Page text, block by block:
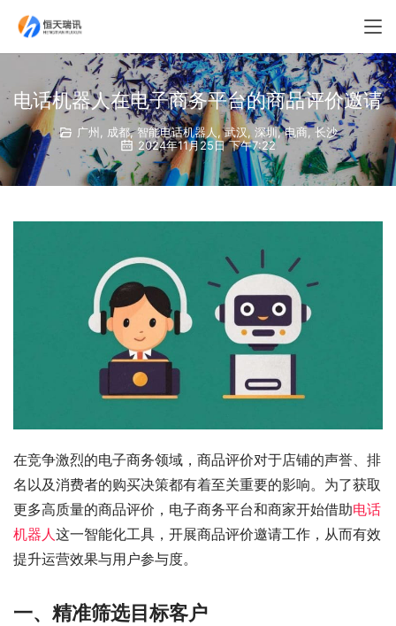
电话机器人在电子商务平台的商品评价邀请
广州 成都,智能电话机器人 ,武汉, 深圳,电商,长沙
2024年11月25日 下午7:22
在竞争激烈的电子商务领域，商品评价对于店铺的声誉、排
名以及消费者的购买决策都有着至关重要的影响。为了获取
更多高质量的商品评价，电子商务平台和商家开始借助电话
机器人这一智能化工具，开展商品评价邀请工作，从而有效
提升运营效果与用户参与度。
一、精准筛选目标客户